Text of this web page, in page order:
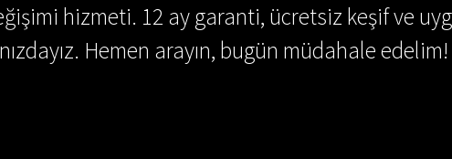
hizmeti. 12 ay garanti, ücretsiz keşif ve
Hemen arayın, bugün müdahale edelim!